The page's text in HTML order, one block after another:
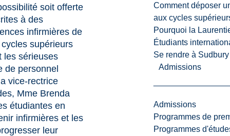
Comment déposer
aux cycles
Pourquoi la
Étudiants
Se rendre à Sudbury
Admissions
Admissions
Programmes de
Programmes
soit offerte
à des
infirmières de
supérieurs
les sérieuses
de personnel
vice-rectrice
Mme Brenda
étudiantes en
infirmières et les
leur